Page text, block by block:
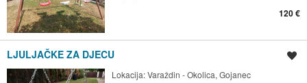
120 €
LJULJAČKE ZA DJECU
Lokacija:Varaždin - Okolica, Gojanec